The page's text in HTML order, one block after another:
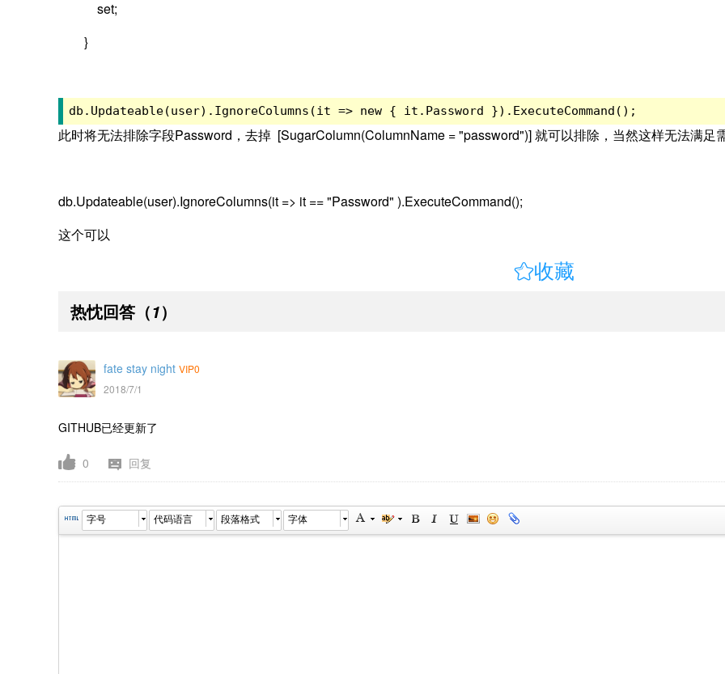
set;
}
db.Updateable(user).IgnoreColumns(it => new { it.Password }).ExecuteCommand();
此时将无法排除字段Password，去掉 [SugarColumn(ColumnName = "password")] 就可以排除，当然这样无法满足
db.Updateable(user).IgnoreColumns(it => it == "Password" ).ExecuteCommand();
这个可以
收藏
热忱回答 （1）
fate stay night VIP0
2018/7/1
GITHUB已经更新了
0 回复
字号 代码语言 段落格式 字体